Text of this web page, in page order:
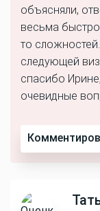
объясняли,
весьма
то
следующей
спасибо
очевидные